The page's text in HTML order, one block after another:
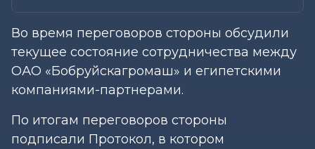
Во время переговоров стороны обсудили
текущее состояние сотрудничества между
ОАО «Бобруйскагромаш» и египетскими
компаниями-партнерами.
По итогам переговоров стороны
подписали Протокол, в котором